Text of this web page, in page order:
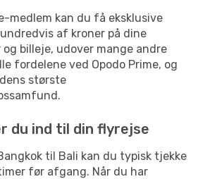
medlem kan du få eksklusive
af kroner på dine
billeje, udover mange andre
fordelene ved Opodo Prime, og
største
du ind til din flyrejse
til Bali kan du typisk tjekke
før afgang. Når du har